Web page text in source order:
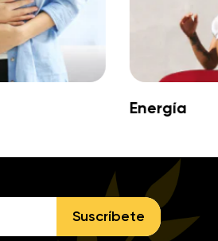
Energía
Suscríbete